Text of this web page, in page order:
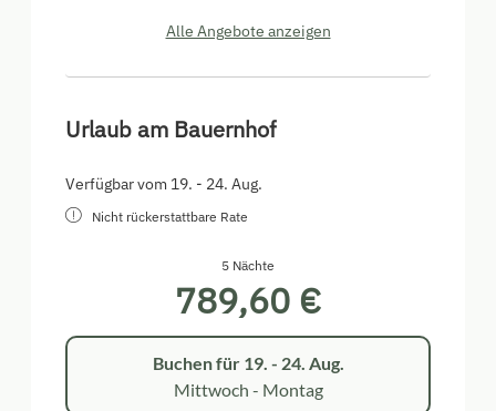
Alle Angebote anzeigen
Urlaub am Bauernhof
Verfügbar vom 19. - 24. Aug.
Nicht rückerstattbare Rate
5 Nächte
789,60 €
Buchen für 19. - 24. Aug.
Mittwoch - Montag